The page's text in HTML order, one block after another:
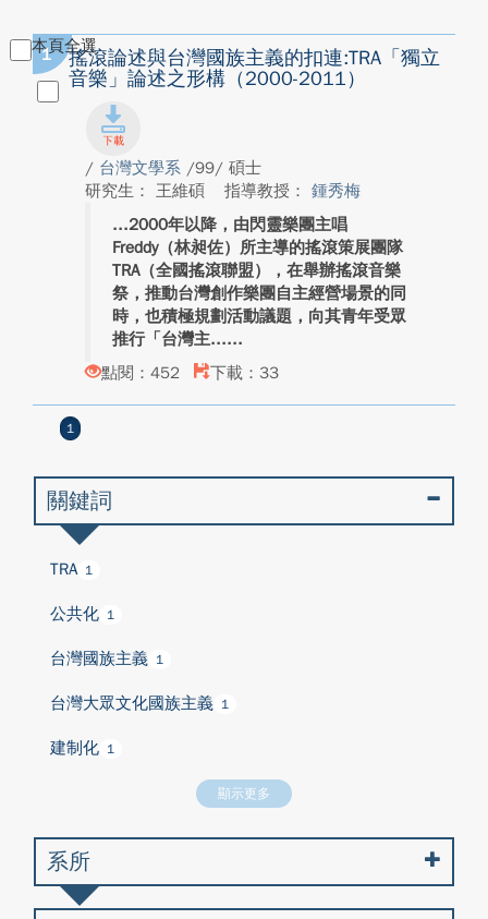
本頁全選
1
搖滾論述與台灣國族主義的扣連:TRA「獨立
音樂」論述之形構（2000-2011）
/ 台灣文學系 /99/ 碩士
研究生： 王維碩
指導教授： 鍾秀梅
2000年以降，由閃靈樂團主唱
Freddy（林昶佐）所主導的搖滾策展團隊
TRA（全國搖滾聯盟），在舉辦搖滾音樂
祭，推動台灣創作樂團自主經營場景的同
時，也積極規劃活動議題，向其青年受眾
推行「台灣主...
點閱：452
下載：33
1
關鍵詞
TRA 1
公共化 1
台灣國族主義 1
台灣大眾文化國族主義 1
建制化 1
顯示更多
系所